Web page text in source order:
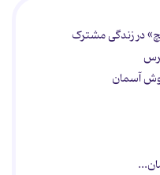
در زندگی مشترک
آسمان